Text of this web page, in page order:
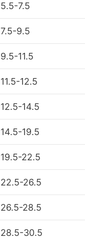
5.5-7.5
7.5-9.5
9.5-11.5
11.5-12.5
12.5-14.5
14.5-19.5
19.5-22.5
22.5-26.5
26.5-28.5
28.5-30.5